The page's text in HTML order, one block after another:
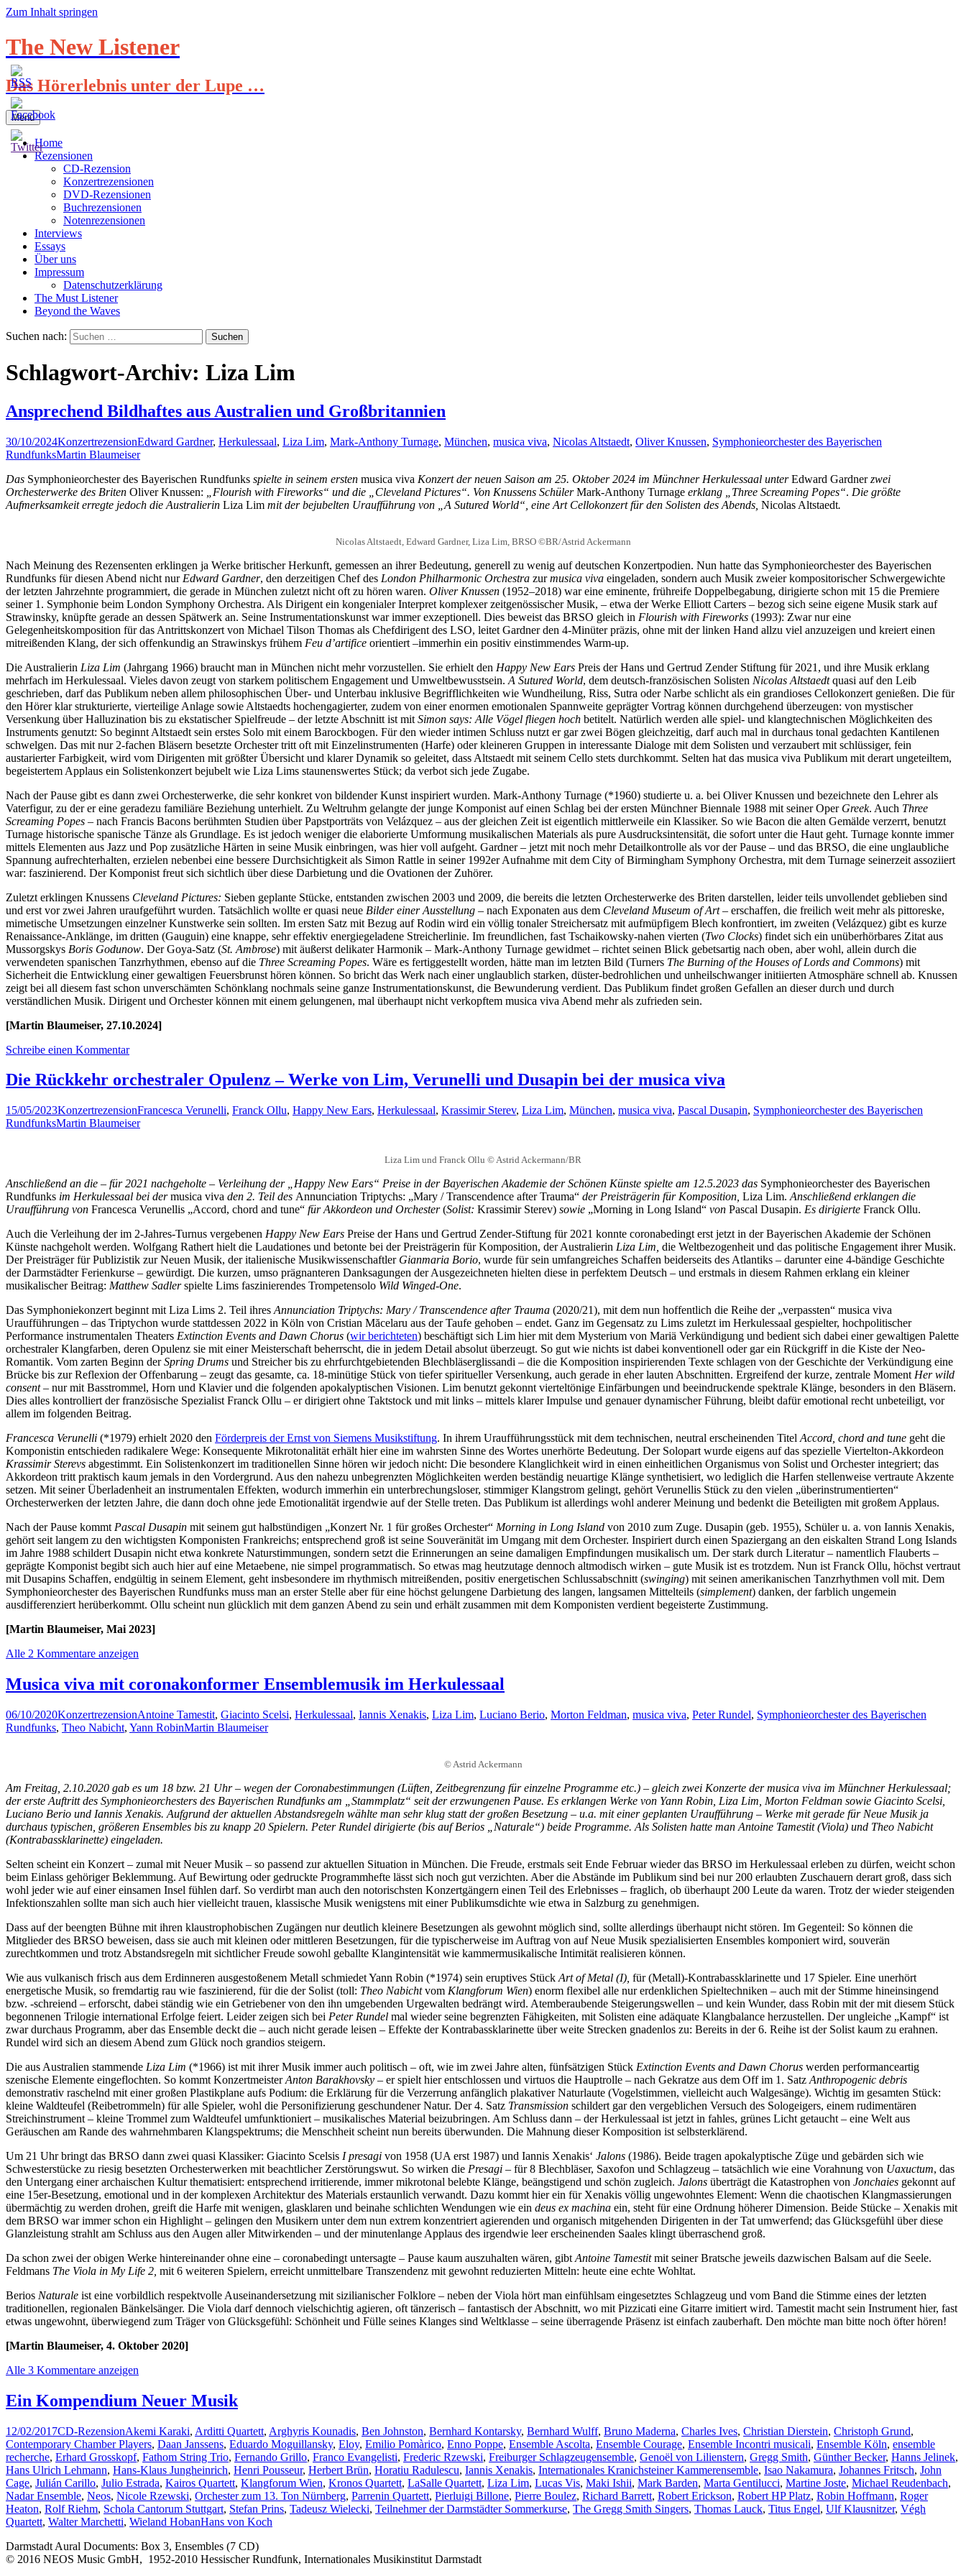
Zum Inhalt springen
The New Listener
Das Hörerlebnis unter der Lupe …
Menü
Home
Rezensionen
CD-Rezension
Konzertrezensionen
DVD-Rezensionen
Buchrezensionen
Notenrezensionen
Interviews
Essays
Über uns
Impressum
Datenschutzerklärung
The Must Listener
Beyond the Waves
Suchen nach:
Schlagwort-Archiv: Liza Lim
Ansprechend Bildhaftes aus Australien und Großbritannien
30/10/2024KonzertrezensionEdward Gardner, Herkulessaal, Liza Lim, Mark-Anthony Turnage, München, musica viva, Nicolas Altstaedt, Oliver Knussen, Symphonieorchester des Bayerischen
RundfunksMartin Blaumeiser
Das Symphonieorchester des Bayerischen Rundfunks spielte in seinem ersten musica viva Konzert der neuen Saison am 25. Oktober 2024 im Münchner Herkulessaal unterEdward Gardnerzwei
Orchesterwerke des Briten Oliver Knussen: „Flourish with Fireworks“ und die „Cleveland Pictures“. Von Knussens SchülerMark-Anthony Turnage erklang „Three Screaming Popes“. Die größte
Aufmerksamkeit erregte jedoch die Australierin Liza Lim mit der bejubelten Uraufführung von „A Sutured World“, eine Art Cellokonzert für den Solisten des Abends, Nicolas Altstaedt.
Nicolas Altstaedt, Edward Gardner, Liza Lim, BRSO ©BR/Astrid Ackermann
Nach Meinung des Rezensenten erklingen ja Werke britischer Herkunft, gemessen an ihrer Bedeutung, generell zu wenig auf deutschen Konzertpodien. Nun hatte das Symphonieorchester des Bayerischen
Rundfunks für diesen Abend nicht nur Edward Gardner, den derzeitigen Chef des London Philharmonic Orchestra zurmusica viva eingeladen, sondern auch Musik zweier kompositorischer Schwergewichte
der letzten Jahrzehnte programmiert, die gerade in München zuletzt nicht oft zu hören waren. Oliver Knussen (1952–2018) war eine eminente, frühreife Doppelbegabung, dirigierte schon mit 15 die Premiere
seiner 1. Symphonie beim London Symphony Orchestra. Als Dirigent ein kongenialer Interpret komplexer zeitgenössischer Musik, – etwa der Werke Elliott Carters – bezog sich seine eigene Musik stark auf
Strawinsky, knüpfte gerade an dessen Spätwerk an. Seine Instrumentationskunst war immer exzeptionell. Dies beweist das BRSO gleich in Flourish with Fireworks (1993): Zwar nur eine
Gelegenheitskomposition für das Antrittskonzert von Michael Tilson Thomas als Chefdirigent des LSO, leitet Gardner den 4-Minüter präzis, ohne mit der linken Hand allzu viel anzuzeigen und kreiert einen
mitreißenden Klang, der sich offenkundig an Strawinskys frühem Feu d’artifice orientiert –immerhin ein positiv einstimmendes Warm-up.
Die Australierin Liza Lim (Jahrgang 1966) braucht man in München nicht mehr vorzustellen. Sie erhielt den Happy New Ears Preis der Hans und Gertrud Zender Stiftung für 2021, und ihre Musik erklang
mehrfach im Herkulessaal. Vieles davon zeugt von starkem politischem Engagement und Umweltbewusstsein. A Sutured World, dem deutsch-französischen Solisten Nicolas Altstaedtquasi auf den Leib
geschrieben, darf das Publikum neben allem philosophischen Über- und Unterbau inklusive Begrifflichkeiten wie Wundheilung, Riss, Sutra oder Narbe schlicht als ein grandioses Cellokonzert genießen. Die für
den Hörer klar strukturierte, vierteilige Anlage sowie Altstaedts hochengagierter, zudem von einer enormen emotionalen Spannweite geprägter Vortrag können durchgehend überzeugen: von mystischer
Versenkung über Halluzination bis zu ekstatischer Spielfreude – der letzte Abschnitt ist mit Simon says: Alle Vögel fliegen hoch betitelt. Natürlich werden alle spiel- und klangtechnischen Möglichkeiten des
Instruments genutzt: So beginnt Altstaedt sein erstes Solo mit einem Barockbogen. Für den wieder intimen Schluss nutzt er gar zwei Bögen gleichzeitig, darf auch mal in durchaus tonal gedachten Kantilenen
schwelgen. Das mit nur 2-fachen Bläsern besetzte Orchester tritt oft mit Einzelinstrumenten (Harfe) oder kleineren Gruppen in interessante Dialoge mit dem Solisten und verzaubert mit schlüssiger, fein
austarierter Farbigkeit, wird vom Dirigenten mit größter Übersicht und klarer Dynamik so geleitet, dass Altstaedt mit seinem Cello stets durchkommt. Selten hat das musica viva Publikum mit derart ungeteiltem,
begeistertem Applaus ein Solistenkonzert bejubelt wie Liza Lims staunenswertes Stück; da verbot sich jede Zugabe.
Nach der Pause gibt es dann zwei Orchesterwerke, die sehr konkret von bildender Kunst inspiriert wurden. Mark-Anthony Turnage (*1960) studierte u. a. bei Oliver Knussen und bezeichnete den Lehrer als
Vaterfigur, zu der er eine geradezu familiäre Beziehung unterhielt. Zu Weltruhm gelangte der junge Komponist auf einen Schlag bei der ersten Münchner Biennale 1988 mit seiner Oper Greek. Auch Three
Screaming Popes – nach Francis Bacons berühmten Studien über Papstporträts von Velázquez – aus der gleichen Zeit ist eigentlich mittlerweile ein Klassiker. So wie Bacon die alten Gemälde verzerrt, benutzt
Turnage historische spanische Tänze als Grundlage. Es ist jedoch weniger die elaborierte Umformung musikalischen Materials als pure Ausdrucksintensität, die sofort unter die Haut geht. Turnage konnte immer
mittels Elementen aus Jazz und Pop zusätzliche Härten in seine Musik einbringen, was hier voll aufgeht. Gardner – jetzt mit noch mehr Detailkontrolle als vor der Pause – und das BRSO, die eine unglaubliche
Spannung aufrechterhalten, erzielen nebenbei eine bessere Durchsichtigkeit als Simon Rattle in seiner 1992er Aufnahme mit dem City of Birmingham Symphony Orchestra, mit dem Turnage seinerzeit assoziiert
war: faszinierend. Der Komponist freut sich sichtlich über diese Darbietung und die Ovationen der Zuhörer.
Zuletzt erklingen Knussens Cleveland Pictures: Sieben geplante Stücke, entstanden zwischen 2003 und 2009, die bereits die letzten Orchesterwerke des Briten darstellen, leider teils unvollendet geblieben sind
und erst vor zwei Jahren uraufgeführt wurden. Tatsächlich wollte er quasi neue Bilder einer Ausstellung – nach Exponaten aus dem Cleveland Museum of Art– erschaffen, die freilich weit mehr als pittoreske,
mimetische Umsetzungen einzelner Kunstwerke sein sollten. Im ersten Satz mit Bezug auf Rodin wird ein völlig tonaler Streichersatz mit aufmüpfigem Blech konfrontiert, im zweiten (Velázquez) gibt es kurze
Renaissance-Anklänge, im dritten (Gauguin) eine knappe, sehr effektiv energiegeladene Streicherlinie. Im freundlichen, fast Tschaikowsky-nahen vierten (Two Clocks) findet sich ein unüberhörbares Zitat aus
Mussorgskys Boris Godunow. Der Goya-Satz (St. Ambrose) mit äußerst delikater Harmonik – Mark-Anthony Turnage gewidmet – richtet seinen Blick gebetsartig nach oben, aber wohl, allein durch die
verwendeten spanischen Tanzrhythmen, ebenso auf die Three Screaming Popes. Wäre es fertiggestellt worden, hätte man im letzten Bild (Turners The Burning of the Houses of Lords and Commons) mit
Sicherheit die Entwicklung einer gewaltigen Feuersbrunst hören können. So bricht das Werk nach einer unglaublich starken, düster-bedrohlichen und unheilschwanger initiierten Atmosphäre schnell ab. Knussen
zeigt bei all diesem fast schon unverschämten Schönklang nochmals seine ganze Instrumentationskunst, die Bewunderung verdient. Das Publikum findet großen Gefallen an dieser durch und durch
verständlichen Musik. Dirigent und Orchester können mit einem gelungenen, mal überhaupt nicht verkopftem musica viva Abend mehr als zufrieden sein.
[Martin Blaumeiser, 27.10.2024]
Schreibe einen Kommentar
Die Rückkehr orchestraler Opulenz – Werke von Lim, Verunelli und Dusapin bei der musica viva
15/05/2023KonzertrezensionFrancesca Verunelli, Franck Ollu, Happy New Ears, Herkulessaal, Krassimir Sterev, Liza Lim, München, musica viva, Pascal Dusapin, Symphonieorchester des Bayerischen
RundfunksMartin Blaumeiser
Liza Lim und Franck Ollu © Astrid Ackermann/BR
Anschließend an die – für 2021 nachgeholte – Verleihung der „Happy New Ears“ Preise in der Bayerischen Akademie der Schönen Künste spielte am 12.5.2023 das Symphonieorchester des Bayerischen
Rundfunks im Herkulessaal bei dermusica viva den 2. Teil des Annunciation Triptychs: „Mary / Transcendence after Trauma“ der Preisträgerin für Komposition, Liza Lim. Anschließend erklangen die
Uraufführung von Francesca Verunellis „Accord, chord and tune“ für Akkordeon und Orchester(Solist: Krassimir Sterev) sowie „Morning in Long Island“ von Pascal Dusapin. Es dirigierte Franck Ollu.
Auch die Verleihung der im 2-Jahres-Turnus vergebenen Happy New Ears Preise der Hans und Gertrud Zender-Stiftung für 2021 konnte coronabedingt erst jetzt in der Bayerischen Akademie der Schönen
Künste nachgeholt werden. Wolfgang Rathert hielt die Laudationes und betonte bei der Preisträgerin für Komposition, der Australierin Liza Lim, die Weltbezogenheit und das politische Engagement ihrer Musik.
Der Preisträger für Publizistik zur Neuen Musik, der italienische Musikwissenschaftler Gianmaria Borio, wurde für sein umfangreiches Schaffen beiderseits des Atlantiks – darunter eine 4-bändige Geschichte
der Darmstädter Ferienkurse – gewürdigt. Die kurzen, umso prägnanteren Danksagungen der Ausgezeichneten hielten diese in perfektem Deutsch – und erstmals in diesem Rahmen erklang ein kleiner
musikalischer Beitrag: Matthew Sadlerspielte Lims faszinierendes Trompetensolo Wild Winged-One.
Das Symphoniekonzert beginnt mit Liza Lims 2. Teil ihres Annunciation Triptychs: Mary / Transcendence after Trauma (2020/21), mit dem nun hoffentlich die Reihe der „verpassten“ musica viva
Uraufführungen – das Triptychon wurde stattdessen 2022 in Köln von Cristian Măcelaru aus der Taufe gehoben – endet. Ganz im Gegensatz zu Lims zuletzt im Herkulessaal gespielter, hochpolitischer
Performance instrumentalen Theaters Extinction Events and Dawn Chorus (wir berichteten) beschäftigt sich Lim hier mit dem Mysterium von Mariä Verkündigung und bedient sich dabei einer gewaltigen Palette
orchestraler Klangfarben, deren Opulenz sie mit einer Meisterschaft beherrscht, die in jedem Detail absolut überzeugt. So gut wie nichts ist dabei konventionell oder gar ein Rückgriff in die Kiste der Neo-
Romantik. Vom zarten Beginn derSpring Drums und Streicher bis zu ehrfurchtgebietenden Blechbläserglissandi – die die Komposition inspirierenden Texte schlagen von der Geschichte der Verkündigung eine
Brücke bis zur Reflexion der Offenbarung – zeugt das gesamte, ca. 18-minütige Stück von tiefer spiritueller Versenkung, auch gerade in eher lauten Abschnitten. Ergreifend der kurze, zentrale Moment Her wild
consent– nur mit Basstrommel, Horn und Klavier und die folgenden apokalyptischen Visionen. Lim benutzt gekonnt vierteltönige Einfärbungen und beeindruckende spektrale Klänge, besonders in den Bläsern.
Dies alles kontrolliert der französische Spezialist Franck Ollu – er dirigiert ohne Taktstock und mit links – mittels klarer Impulse und genauer dynamischer Führung, bleibt dafür emotional recht unbeteiligt, vor
allem im folgenden Beitrag.
Francesca Verunelli (*1979) erhielt 2020 den Förderpreis der Ernst von Siemens Musikstiftung. In ihrem Uraufführungsstück mit dem technischen, neutral erscheinenden Titel Accord, chord and tune geht die
Komponistin entschieden radikalere Wege: Konsequente Mikrotonalität erhält hier eine im wahrsten Sinne des Wortes unerhörte Bedeutung. Der Solopart wurde eigens auf das spezielle Viertelton-Akkordeon
Krassimir Sterevs abgestimmt. Ein Solistenkonzert im traditionellen Sinne hören wir jedoch nicht: Die besondere Klanglichkeit wird in einen einheitlichen Organismus von Solist und Orchester integriert; das
Akkordeon tritt praktisch kaum jemals in den Vordergrund. Aus den nahezu unbegrenzten Möglichkeiten werden beständig neuartige Klänge synthetisiert, wo lediglich die Harfen stellenweise vertraute Akzente
setzen. Mit seiner Überladenheit an instrumentalen Effekten, wodurch immerhin ein unterbrechungsloser, stimmiger Klangstrom gelingt, gehört Verunellis Stück zu den vielen „überinstrumentierten“
Orchesterwerken der letzten Jahre, die dann doch ohne jede Emotionalität irgendwie auf der Stelle treten. Das Publikum ist allerdings wohl anderer Meinung und bedenkt die Beteiligten mit großem Applaus.
Nach der Pause kommt Pascal Dusapin mit seinem gut halbstündigen „Konzert Nr. 1 für großes Orchester“ Morning in Long Island von 2010 zum Zuge. Dusapin (geb. 1955), Schüler u. a. von Iannis Xenakis,
gehört seit langem zu den wichtigsten Komponisten Frankreichs; entsprechend groß ist seine Souveränität im Umgang mit dem Orchester. Inspiriert durch einen Spaziergang an den eiskalten Strand Long Islands
im Jahre 1988 schildert Dusapin nicht etwa konkrete Naturstimmungen, sondern setzt die Erinnerungen an seine damaligen Empfindungen musikalisch um. Der stark durch Literatur – namentlich Flauberts –
geprägte Komponist begibt sich auch hier auf eine Metaebene, nie simpel programmatisch. So etwas mag heutzutage dennoch altmodisch wirken – gute Musik ist es trotzdem. Nun ist Franck Ollu, höchst vertraut
mit Dusapins Schaffen, endgültig in seinem Element, geht insbesondere im rhythmisch mitreißenden, positiv energetischen Schlussabschnitt (swinging) mit seinen amerikanischen Tanzrhythmen voll mit. Dem
Symphonieorchester des Bayerischen Rundfunks muss man an erster Stelle aber für eine höchst gelungene Darbietung des langen, langsamen Mittelteils (simplement) danken, der farblich ungemein
ausdifferenziert herüberkommt. Ollu scheint nun glücklich mit dem ganzen Abend zu sein und erhält zusammen mit dem Komponisten verdient begeisterte Zustimmung.
[Martin Blaumeiser, Mai 2023]
Alle 2 Kommentare anzeigen
Musica viva mit coronakonformer Ensemblemusik im Herkulessaal
06/10/2020KonzertrezensionAntoine Tamestit, Giacinto Scelsi, Herkulessaal, Iannis Xenakis, Liza Lim, Luciano Berio, Morton Feldman, musica viva, Peter Rundel, Symphonieorchester des Bayerischen
Rundfunks, Theo Nabicht, Yann RobinMartin Blaumeiser
© Astrid Ackermann
Am Freitag, 2.10.2020 gab es um 18 bzw. 21 Uhr – wegen der Coronabestimmungen (Lüften, Zeitbegrenzung für einzelne Programme etc.) – gleich zwei Konzerte der musica viva im Münchner Herkulessaal;
der erste Auftritt des Symphonieorchesters des Bayerischen Rundfunks am „Stammplatz“ seit der erzwungenen Pause. Es erklangen Werke von Yann Robin, Liza Lim, Morton Feldman sowie Giacinto Scelsi,
Luciano Berio und Iannis Xenakis. Aufgrund der aktuellen Abstandsregeln wählte man sehr klug statt der großen Besetzung – u.a. mit einer geplanten Uraufführung – Werke mit gerade für Neue Musik ja
durchaus typischen, größeren Ensembles bis zu knapp 20 Spielern. Peter Rundel dirigierte (bis auf Berios „Naturale“) beide Programme. Als Solisten hatte man Antoine Tamestit (Viola) und Theo Nabicht
(Kontrabassklarinette) eingeladen.
Selten scheint ein Konzert – zumal mit Neuer Musik – so passend zur aktuellen Situation in München. Die Freude, erstmals seit Ende Februar wieder das BRSO im Herkulessaal erleben zu dürfen, weicht schon
beim Einlass gehöriger Beklemmung. Auf Bewirtung oder gedruckte Programmhefte lässt sich noch gut verzichten. Aber die Abstände im Publikum sind bei nur 200 erlaubten Zuschauern derart groß, dass sich
wohl jeder wie auf einer einsamen Insel fühlen darf. So verdirbt man auch den notorischsten Konzertgängern einen Teil des Erlebnisses – fraglich, ob überhaupt 200 Leute da waren. Trotz der wieder steigenden
Infektionszahlen sollte man sich auch hier vielleicht trauen, klassische Musik wenigstens mit einer Publikumsdichte wie etwa in Salzburg zu genehmigen.
Dass auf der beengten Bühne mit ihren klaustrophobischen Zugängen nur deutlich kleinere Besetzungen als gewohnt möglich sind, sollte allerdings überhaupt nicht stören. Im Gegenteil: So können die
Mitglieder des BRSO beweisen, dass sie auch mit kleinen oder mittleren Besetzungen, für die typischerweise im Auftrag von auf Neue Musik spezialisierten Ensembles komponiert wird, souverän
zurechtkommen und trotz Abstandsregeln mit sichtlicher Freude sowohl geballte Klangintensität wie kammermusikalische Intimität realisieren können.
Wie aus vulkanisch frisch aus dem Erdinneren ausgestoßenem Metall schmiedet Yann Robin (*1974) sein eruptives Stück Art of Metal (I), für (Metall)-Kontrabassklarinette und 17 Spieler. Eine unerhört
energetische Musik, so fremdartig rau wie faszinierend, für die der Solist (toll: Theo Nabichtvom Klangforum Wien) enorm flexibel alle nur erdenklichen Spieltechniken – auch mit der Stimme hineinsingend
bzw. -schreiend – erforscht, dabei ständig wie ein Getriebener von den ihn umgebenden Urgewalten bedrängt wird. Atemberaubende Steigerungswellen – und kein Wunder, dass Robin mit der mit diesem Stück
begonnenen Trilogie international Erfolge feiert. Leider zeigen sich bei Peter Rundel mal wieder seine begrenzten Fähigkeiten, mit Solisten eine adäquate Klangbalance herzustellen. Der ungleiche „Kampf“ ist
zwar durchaus Programm, aber das Ensemble deckt die – auch nicht gerade leisen – Effekte der Kontrabassklarinette über weite Strecken gnadenlos zu: Bereits in der 6. Reihe ist der Solist kaum zu erahnen.
Rundel wird sich an diesem Abend zum Glück noch grandios steigern.
Die aus Australien stammende Liza Lim (*1966) ist mit ihrer Musik immer auch politisch – oft, wie im zwei Jahre alten, fünfsätzigen Stück Extinction Events and Dawn Chorus werden performanceartig
szenische Elemente eingeflochten. So kommt KonzertmeisterAnton Barakhovsky – er spielt hier entschlossen und virtuos die Hauptrolle – nach Gekratze aus dem Off im 1. Satz Anthropogenic debris
demonstrativ raschelnd mit einer großen Plastikplane aufs Podium: die Erklärung für die Verzerrung anfänglich plakativer Naturlaute (Vogelstimmen, vielleicht auch Walgesänge). Wichtig im gesamten Stück:
kleine Waldteufel (Reibetrommeln) für alle Spieler, wohl die Personifizierung geschundener Natur. Der 4. Satz Transmission schildert gar den vergeblichen Versuch des Sologeigers, einem rudimentären
Streichinstrument – kleine Trommel zum Waldteufel umfunktioniert – musikalisches Material beizubringen. Am Schluss dann – der Herkulessaal ist jetzt in fahles, grünes Licht getaucht – eine Welt aus
Geräuschen am Rande des wahrnehmbaren Klangspektrums; die Menschheit scheint nun bereits überwunden. Die Mahnung dieser Komposition ist selbsterklärend.
Um 21 Uhr bringt das BRSO dann zwei quasi Klassiker: Giacinto Scelsis I presagi von 1958 (UA erst 1987) und Iannis Xenakis‘ Jalons (1986). Beide tragen apokalyptische Züge und gebärden sich wie
Schwesterstücke zu riesig besetzten Orchesterwerken mit beachtlicher Zerstörungswut. So wirken die Presagi – für 8 Blechbläser, Saxofon und Schlagzeug – tatsächlich wie eine Vorahnung von Uaxuctum, das
den Untergang einer archaischen Kultur thematisiert: entsprechend irritierende, immer mikrotonal belebte Klänge, beängstigend und schön zugleich. Jalons überträgt die Katastrophen von Jonchaies gekonnt auf
eine 15er-Besetzung, emotional und in der komplexen Architektur des Materials erstaunlich verwandt. Dazu kommt hier ein für Xenakis völlig ungewohntes Element: Wenn die chaotischen Klangmassierungen
übermächtig zu werden drohen, greift die Harfe mit wenigen, glasklaren und beinahe schlichten Wendungen wie ein deus ex machina ein, steht für eine Ordnung höherer Dimension. Beide Stücke – Xenakis mit
dem BRSO war immer schon ein Highlight – gelingen den Musikern unter dem nun extrem konzentriert agierenden und organisch mitgehenden Dirigenten in der Tat umwerfend; das Glücksgefühl über diese
Glanzleistung strahlt am Schluss aus den Augen aller Mitwirkenden – und der minutenlange Applaus des irgendwie leer erscheinenden Saales klingt überraschend groß.
Da schon zwei der obigen Werke hintereinander ohne eine – coronabedingt untersagte – Pause kaum auszuhalten wären, gibt Antoine Tamestitmit seiner Bratsche jeweils dazwischen Balsam auf die Seele.
Feldmans The Viola in My Life 2, mit 6 weiteren Spielern, erreicht unmittelbare Transzendenz mit gewohnt reduzierten Mitteln: heute eine echte Wohltat.
Berios Naturale ist eine vorbildlich respektvolle Auseinandersetzung mit sizilianischer Folklore – neben der Viola hört man einfühlsam eingesetztes Schlagzeug und vom Band die Stimme eines der letzten
traditionellen, regionalen Bänkelsänger. Die Viola darf dennoch vielschichtig agieren, oft tänzerisch – fantastisch der Abschnitt, wo mit Pizzicati eine Gitarre imitiert wird. Tamestit macht sein Instrument hier, fast
etwas ungewohnt, überwiegend zum Träger von Glücksgefühl: Schönheit und Fülle seines Klanges sind Weltklasse – seine überragende Präsenz ist einfach zauberhaft. Den möchte man bitte noch öfter hören!
[Martin Blaumeiser, 4. Oktober 2020]
Alle 3 Kommentare anzeigen
Ein Kompendium Neuer Musik
12/02/2017CD-RezensionAkemi Karaki, Arditti Quartett, Arghyris Kounadis, Ben Johnston, Bernhard Kontarsky, Bernhard Wulff, Bruno Maderna, Charles Ives, Christian Dierstein, Christoph Grund,
Contemporary Chamber Players, Daan Janssens, Eduardo Moguillansky, Eloy, Emilio Pomàrico, Enno Poppe, Ensemble Ascolta, Ensemble Courage, Ensemble Incontri musicali, Ensemble Köln, ensemble
recherche, Erhard Grosskopf, Fathom String Trio, Fernando Grillo, Franco Evangelisti, Frederic Rzewski, Freiburger Schlagzeugensemble, Genoël von Lilienstern, Gregg Smith, Günther Becker, Hanns Jelinek,
Hans Ulrich Lehmann, Hans-Klaus Jungheinrich, Henri Pousseur, Herbert Brün, Horatiu Radulescu, Iannis Xenakis, Internationales Kranichsteiner Kammerensemble, Isao Nakamura, Johannes Fritsch, John
Cage, Julián Carillo, Julio Estrada, Kairos Quartett, Klangforum Wien, Kronos Quartett, LaSalle Quartett, Liza Lim, Lucas Vis, Maki Ishii, Mark Barden, Marta Gentilucci, Martine Joste, Michael Reudenbach,
Nadar Ensemble, Neos, Nicole Rzewski, Orchester zum 13. Ton Nürnberg, Parrenin Quartett, Pierluigi Billone, Pierre Boulez, Richard Barrett, Robert Erickson, Robert HP Platz, Robin Hoffmann, Roger
Heaton, Rolf Riehm, Schola Cantorum Stuttgart, Stefan Prins, Tadeusz Wielecki, Teilnehmer der Darmstädter Sommerkurse, The Gregg Smith Singers, Thomas Lauck, Titus Engel, Ulf Klausnitzer, Végh
Quartett, Walter Marchetti, Wieland HobanHans von Koch
Darmstadt Aural Documents: Box 3, Ensembles (7 CD)
© 2016 NEOS Music GmbH, 1952-2010 Hessischer Rundfunk, Internationales Musikinstitut Darmstadt